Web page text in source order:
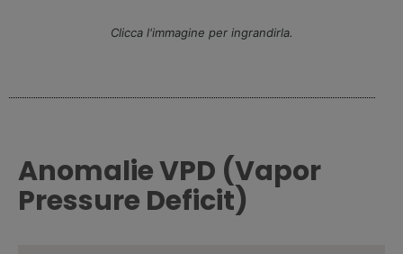
Clicca l'immagine per ingrandirla.
Anomalie VPD (Vapor
Pressure Deficit)